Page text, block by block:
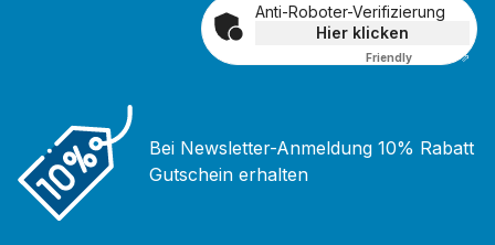
Anti-Roboter-Verifizierung
Hier klicken
Friendly Captcha ⇗
Bei Newsletter-Anmeldung 10% Rabatt
Gutschein erhalten